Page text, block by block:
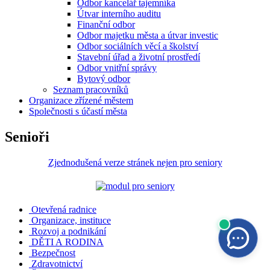
Odbor kancelář tajemníka
Útvar interního auditu
Finanční odbor
Odbor majetku města a útvar investic
Odbor sociálních věcí a školství
Stavební úřad a životní prostředí
Odbor vnitřní správy
Bytový odbor
Seznam pracovníků
Organizace zřízené městem
Společnosti s účastí města
Senioři
Zjednodušená verze stránek nejen pro seniory
Otevřená radnice
Organizace, instituce
Rozvoj a podnikání
DĚTI A RODINA
Bezpečnost
Zdravotnictví